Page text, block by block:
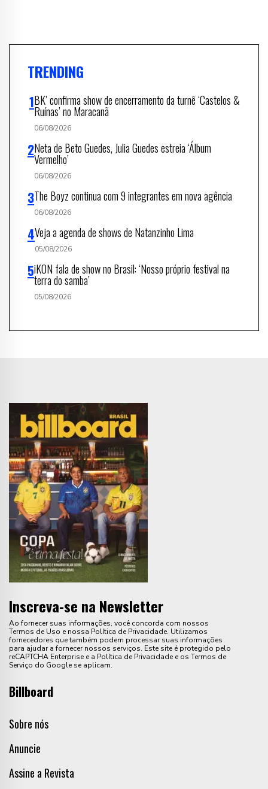
TRENDING
BK’ confirma show de encerramento da turnê ‘Castelos &
Ruínas’ no Maracanã
06/08/2026
Neta de Beto Guedes, Julia Guedes estreia ‘Álbum
Vermelho’
06/08/2026
The Boyz continua com 9 integrantes em nova agência
06/08/2026
Veja a agenda de shows de Natanzinho Lima
05/08/2026
iKON fala de show no Brasil: ‘Nosso próprio festival na
terra do samba’
05/08/2026
Inscreva-se na Newsletter
Ao fornecer suas informações, você concorda com nossos
Termos de Uso e nossa Política de Privacidade. Utilizamos
fornecedores que também podem processar suas informações
para ajudar a fornecer nossos serviços. Este site é protegido pelo
reCAPTCHA Enterprise e a Política de Privacidade e os Termos de
Serviço do Google se aplicam.
Billboard
Sobre nós
Anuncie
Assine a Revista